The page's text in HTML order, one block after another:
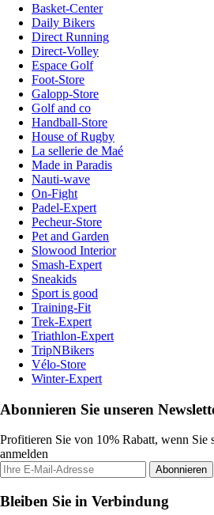
Basket-Center
Daily Bikers
Direct Running
Direct-Volley
Espace Golf
Foot-Store
Galopp-Store
Golf and co
Handball-Store
House of Rugby
La sellerie de Maé
Made in Paradis
Nauti-wave
On-Fight
Padel-Expert
Pecheur-Store
Pet and Garden
Slowood Interior
Smash-Expert
Sneakids
Sport is good
Training-Fit
Trek-Expert
Triathlon-Expert
TripNBikers
Vélo-Store
Winter-Expert
Abonnieren Sie unseren
Profitieren Sie von 10% Rabatt, wenn Sie
anmelden
Abonnieren
Bleiben Sie in Verbindung